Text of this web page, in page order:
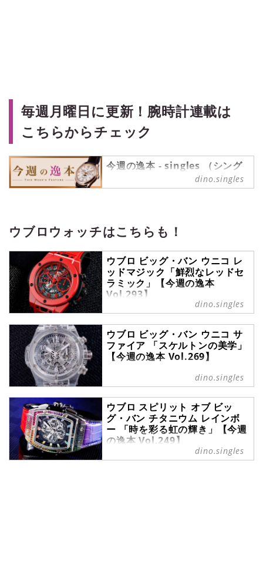
毎週月曜日に更新！腕時計連載は
こちらからチェック
今週の逸本 - singles （シング
ルス） - “おひとりさま”にフォ
ーカスした情報サイト
点を当てた情報サイトです。パート
ナーの有無に関わらず、自分らしい
生活を謳歌する彼・彼女たちのライ
フスタイルを紹介します。
dino.singles
ウブロウォッチはこちらも！
ウブロ ビッグ・バン ウニコ レ
ッドマジック「鮮烈なレッドセ
ラミック」【今週の逸本
Vol.293】
ブランド腕時計専門店・MOON
PHASE（ムーンフェイズ）が、最新
モデルからアンティークまで、クー
ルなおひとりさまの腕を飾るにふさ
わしい珠玉の1本を紹介する時計連
(https://dino.singles/_tags/%E4%
%E9%80%B8%E6%9C%AC)】。今
回は、ウブロから『ビッグ・バン ウ
ニコ レッドマジック』をご紹介しよ
う。
dino.singles
ウブロ ビッグ・バン ウニコ サ
ファイア 「スケルトンの美学」
【今週の逸本 Vol.269】
フォーマルからインフォーマルま
で、自身のこだわりを移す鏡として
選ばれる腕時計の数々。ここではブ
ランド腕時計専門店・MOON
PHASE（ムーンフェイズ）が最新モ
デルからアンティークまで、クール
なおひとりさまの腕を飾るに相応し
い珠玉の1本をセレクト。今回は、
dino.singles
ウブロ スピリット オブ ビッ
グ・バン チタニウム レインボ
ー 「時を彩る虹の輝き」【今週
の逸本 Vol.249】
フォーマルからインフォーマルま
dino.singles